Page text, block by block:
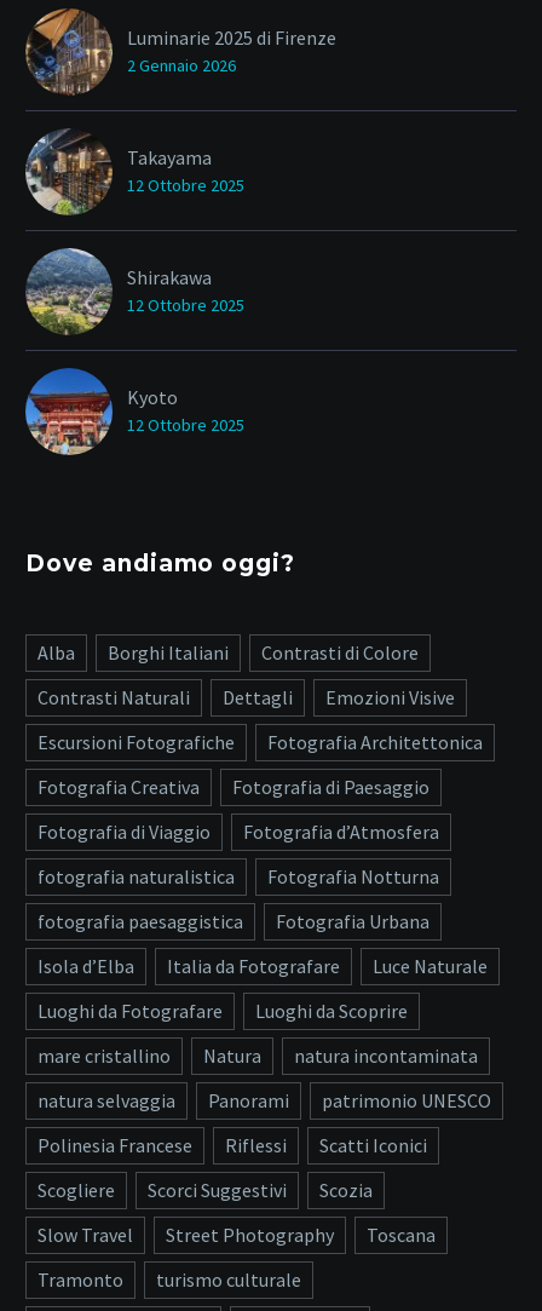
Luminarie 2025 di Firenze
2 Gennaio 2026
Takayama
12 Ottobre 2025
Shirakawa
12 Ottobre 2025
Kyoto
12 Ottobre 2025
Dove andiamo oggi?
Alba Borghi Italiani
Contrasti di Colore
Contrasti Naturali
Dettagli
Emozioni Visive
Escursioni Fotografiche
Fotografia Architettonica
Fotografia Creativa
Fotografia di Paesaggio
Fotografia di Viaggio
Fotografia d’Atmosfera
fotografia naturalistica
Fotografia Notturna
fotografia paesaggistica
Fotografia Urbana
Isola d’Elba
Italia da Fotografare
Luce Naturale
Luoghi da Fotografare
Luoghi da Scoprire
mare cristallino
Natura
natura incontaminata
natura selvaggia
Panorami
patrimonio UNESCO
Polinesia Francese
Riflessi
Scatti Iconici
Scogliere
Scorci Suggestivi
Scozia
Slow Travel
Street Photography
Toscana
Tramonto
turismo culturale